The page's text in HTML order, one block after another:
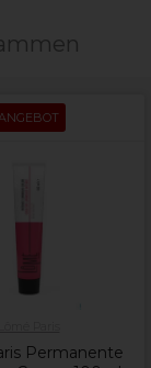
ANGEBOT
Permanente